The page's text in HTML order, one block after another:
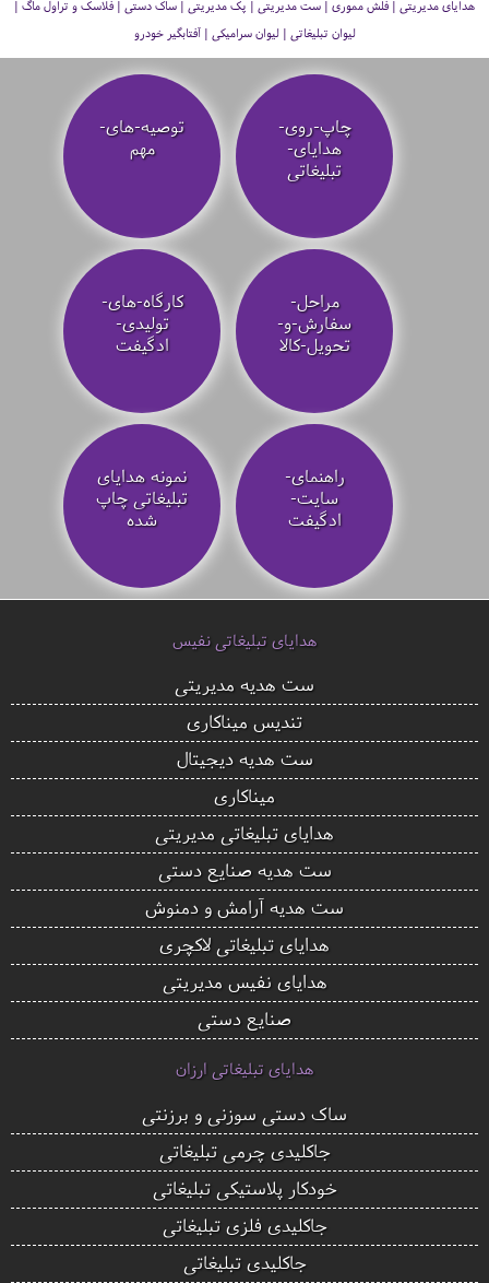
هدایای مدیریتی | فلش مموری | ست مدیریتی | پک مدیریتی | ساک دستی | فلاسک و تراول ماگ |
لیوان تبلیغاتی | لیوان سرامیکی | آفتابگیر خودرو
چاپ-روی-
هدایای-
تبلیغاتی
توصیه‌-های-
مهم
مراحل-
سفارش-و-
تحویل-کالا
کارگاه-های-
تولیدی-
ادگیفت
راهنمای-
سایت-
ادگیفت
نمونه هدایای
تبلیغاتی چاپ
شده
هدایای تبلیغاتی نفیس
ست هدیه مدیریتی
تندیس میناکاری
ست هدیه دیجیتال
میناکاری
هدایای تبلیغاتی مدیریتی
ست هدیه صنایع دستی
ست هدیه آرامش و دمنوش
هدایای تبلیغاتی لاکچری
هدایای نفیس مدیریتی
صنایع دستی
هدایای تبلیغاتی ارزان
ساک دستی سوزنی و برزنتی
جاکلیدی چرمی تبلیغاتی
خودکار پلاستیکی تبلیغاتی
جاکلیدی فلزی تبلیغاتی
جاکلیدی تبلیغاتی